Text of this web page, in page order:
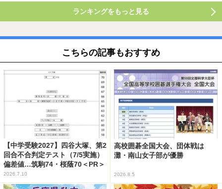
ランキングをもっと見る
こちらの記事もおすすめ
【中学受験2027】四谷大塚、第2
回合不合判定テスト（7/5実施）
偏差値…筑駒74・桜蔭70＜PR＞
2026.7.10
高校囲碁全国大会、団体戦は
灘・南山女子部が優勝
2026.8.5